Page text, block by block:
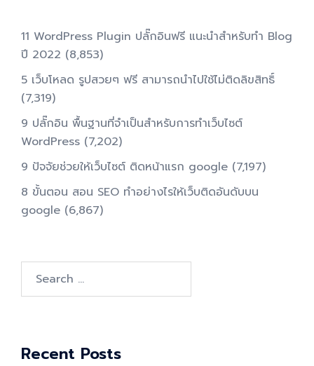
11 WordPress Plugin ปลั๊กอินฟรี แนะนำสำหรับทำ Blog
ปี 2022 (8,853)
5 เว็บโหลด รูปสวยๆ ฟรี สามารถนำไปใช้ไม่ติดลิขสิทธิ์
(7,319)
9 ปลั๊กอิน พื้นฐานที่จำเป็นสำหรับการทําเว็บไซต์
WordPress (7,202)
9 ปัจจัยช่วยให้เว็บไซต์ ติดหน้าแรก google (7,197)
8 ขั้นตอน สอน SEO ทําอย่างไรให้เว็บติดอันดับบน
google (6,867)
for:
Recent Posts